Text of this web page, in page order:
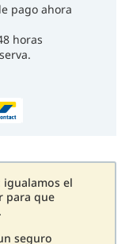
pago ahora
horas
igualamos el
para que
seguro